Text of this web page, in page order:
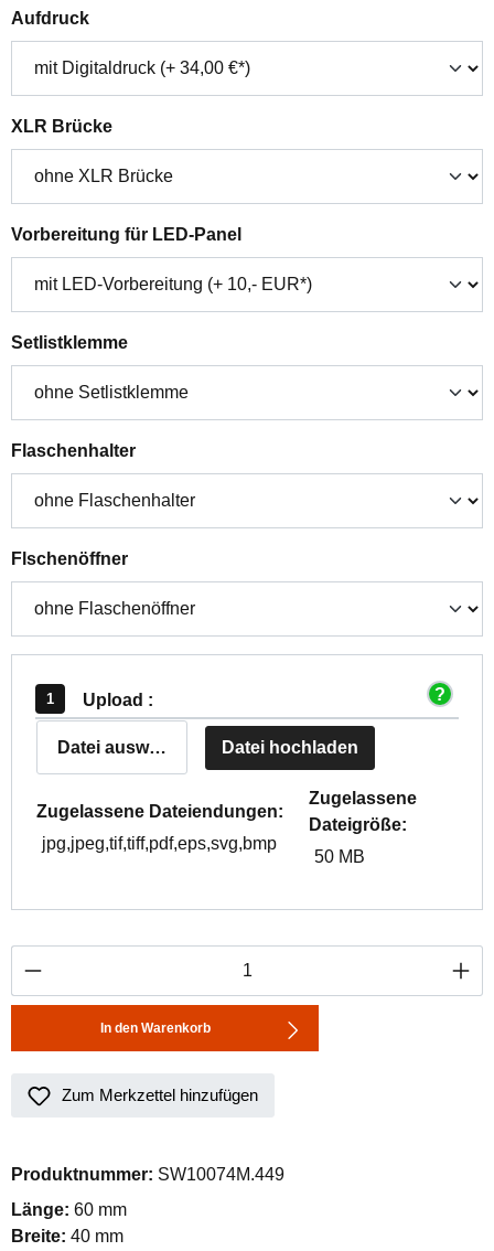
Aufdruckauswählen
XLR Brückeauswählen
Vorbereitung für LED-Panelauswählen
Setlistklemmeauswählen
Flaschenhalterauswählen
Flschenöffnerauswählen
Upload :
Datei auswählen Datei hochladen
Zugelassene Dateiendungen:
jpg,jpeg,tif,tiff,pdf,eps,svg,bmp
Zugelassene
Dateigröße:
50 MB
Produkt Anzahl: Gib den gewünschten
In den Warenkorb
Zum Merkzettel hinzufügen
Produktnummer: SW10074M.449
Länge: 60 mm
Breite: 40 mm